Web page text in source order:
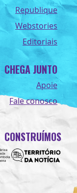
Republique
Webstories
Editoriais
CHEGA JUNTO
Apoie
Fale conosco
CONSTRUÍMOS